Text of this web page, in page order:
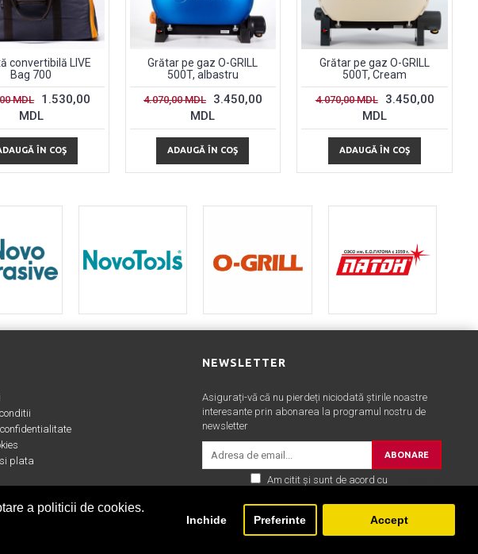
a politicii de cookies.
Inchide Preferinte Accept
convertibilă LIVE
Bag 700
MDL
1.530,00
MDL
ÎN COŞ
Grătar pe gaz O-GRILL
500T, albastru
4.070,00 MDL
3.450,00
MDL
ADAUGĂ ÎN COŞ
Grătar pe gaz O-GRILL
500T, Cream
4.070,00 MDL
3.450,00
MDL
ADAUGĂ ÎN COŞ
plata
NEWSLETTER
Asigurați-vă că nu pierdeți niciodată știrile noastre
interesante prin abonarea la programul nostru de
newsletter
ABONARE
Am citit şi sunt de acord cu